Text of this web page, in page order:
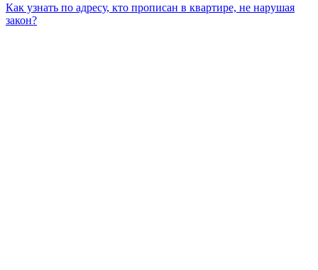
Как узнать по адресу, кто прописан в квартире, не нарушая
закон?